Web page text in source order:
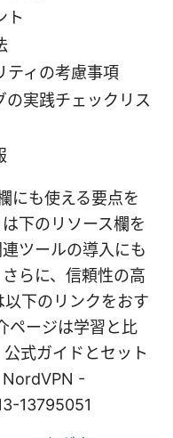
ト
ティの考慮事項
の実践チェックリス
にも使える要点を
下のリソース欄を
ツールの導入にも
らに、信頼性の高
下のリンクをおす
ページは学習と比
式ガイドとセット
NordVPN -
13795051